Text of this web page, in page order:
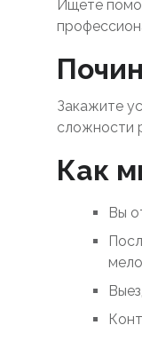
Ищете
Закажите
сложности
Как
Вы